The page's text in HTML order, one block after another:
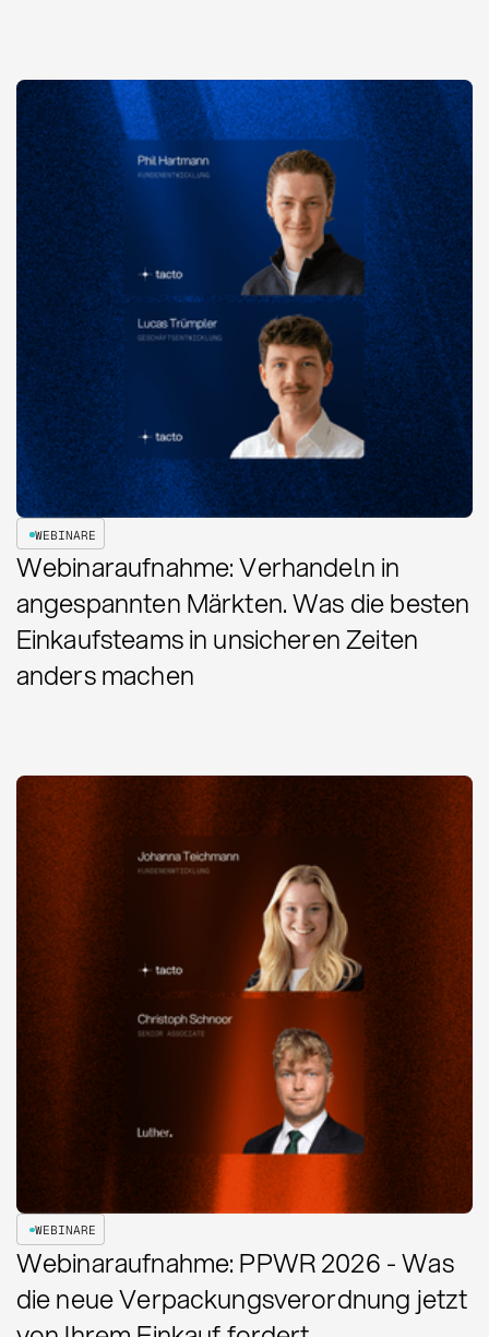
WEBINARE
Webinaraufnahme: Verhandeln in
angespannten Märkten. Was die besten
Einkaufsteams in unsicheren Zeiten
anders machen
WEBINARE
Webinaraufnahme: PPWR 2026 - Was
die neue Verpackungsverordnung jetzt